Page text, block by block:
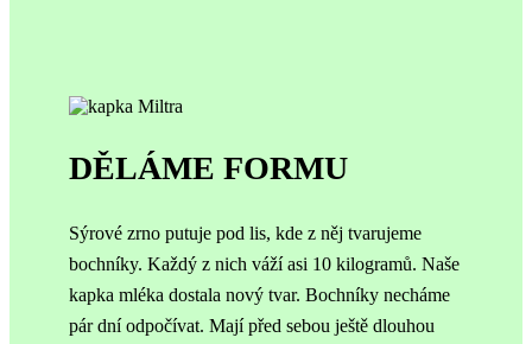
DĚLÁME FORMU
Sýrové zrno putuje pod lis, kde z něj tvarujeme
bochníky. Každý z nich váží asi 10 kilogramů. Naše
kapka mléka dostala nový tvar. Bochníky necháme
pár dní odpočívat. Mají před sebou ještě dlouhou